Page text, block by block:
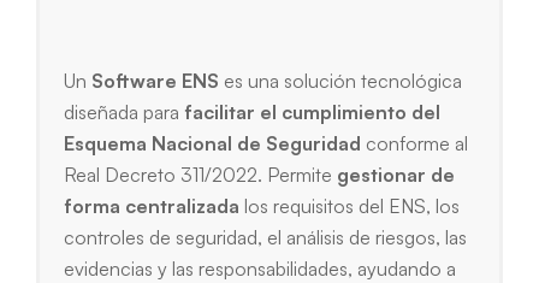
Un Software ENS es una solución tecnológica
diseñada para facilitar el cumplimiento del
Esquema Nacional de Seguridad conforme al
Real Decreto 311/2022. Permite gestionar de
forma centralizada los requisitos del ENS, los
controles de seguridad, el análisis de riesgos, las
evidencias y las responsabilidades, ayudando a